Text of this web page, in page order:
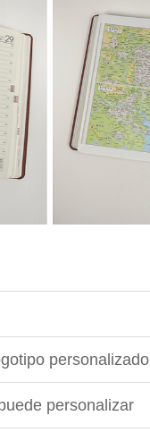
personalizado
personalizar